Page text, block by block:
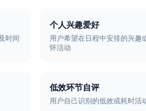
时间
个人兴趣爱好
用户希望在日程中安排的兴趣
怀活动
低效环节自评
用户自己识别的低效或耗时活